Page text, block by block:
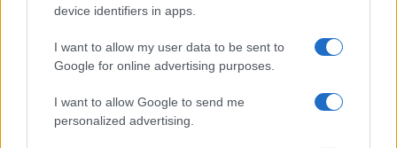
device identifiers in apps.
I want to allow my user data to be sent to
Google for online advertising purposes.
I want to allow Google to send me
personalized advertising.
Alle Buchstaben des Alphabets kommen mindestens
dieselbe Zahl dargestellt. Um Ihnen den Einstieg zu
erleichtern, werden vor Spielbeginn einige Buchstaben
angezeigt. Um einen Buchstaben hinzuzufügen und den
Code zu knacken, klicken Sie auf ein Feld und geben Sie